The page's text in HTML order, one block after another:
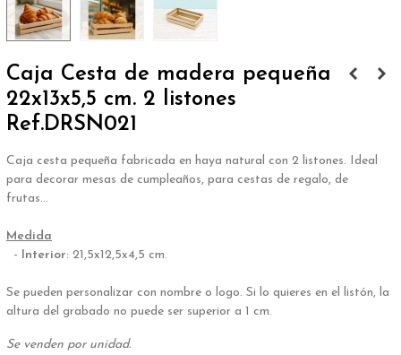
Caja Cesta de madera pequeña
22x13x5,5 cm. 2 listones
Ref.DRSN021
Caja cesta pequeña fabricada en haya natural con 2 listones. Ideal
para decorar mesas de cumpleaños, para cestas de regalo, de
frutas...
Medida
-
Interior: 21,5x12,5x4,5 cm.
Se pueden personalizar con nombre o logo. Si lo quieres en el listón, la
altura del grabado no puede ser superior a 1 cm.
Se venden por unidad.